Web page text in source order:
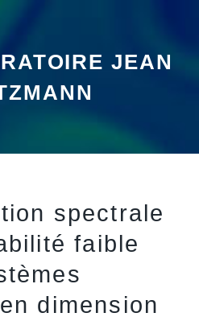
JEAN
spectrale
faible
dimension